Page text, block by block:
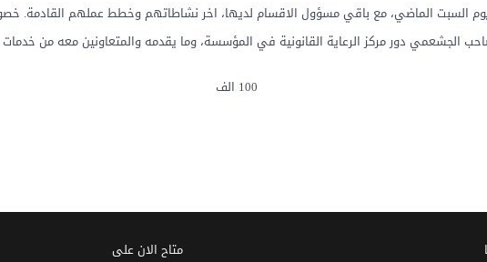
الماضي، مع باقي مسؤول الاقسام لديها، اخر نشاطاتهم وخطط عملهم القادمة. خصوصًا
الجشعمي دور مركز الرعاية القانونية في المؤسسة، وما يقدمه والمتعاونين معه من
100 الف
متاح الان على